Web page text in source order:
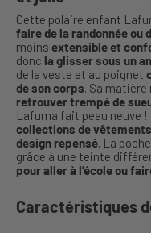
Cette polaire enfant
faire de la randonnée ou
moins extensible et
donc la glisser sous un
de la veste et au poignet
de son corps. Sa
retrouver trempé de
Lafuma fait peau neuve
collections de
design repensé. La
grâce à une teinte
pour aller à l’école ou
Caractéristiques